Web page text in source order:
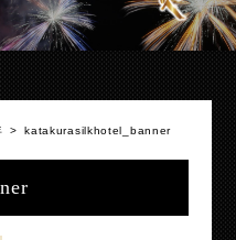
>katakurasilkhotel_banner